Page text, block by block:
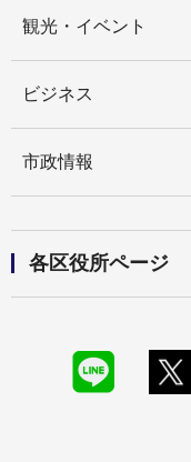
観光・イベント
ビジネス
市政情報
各区役所ページ